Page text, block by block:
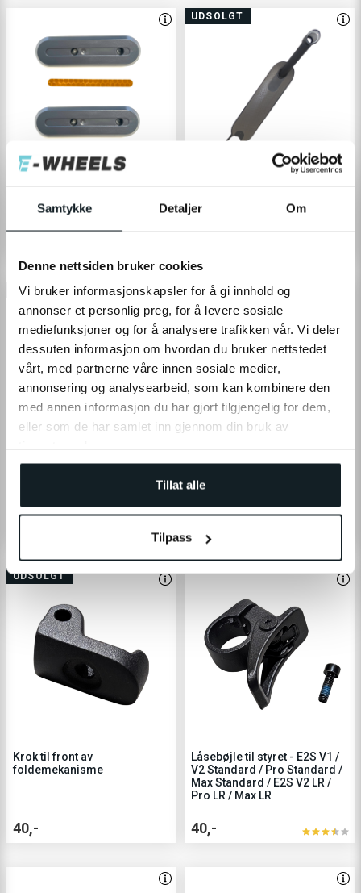
Samtykke Detaljer Om
Denne nettsiden bruker cookies
Vi bruker informasjonskapsler for å gi innhold og
annonser et personlig preg, for å levere sosiale
mediefunksjoner og for å analysere trafikken vår. Vi deler
dessuten informasjon om hvordan du bruker nettstedet
vårt, med partnerne våre innen sosiale medier,
annonsering og analysearbeid, som kan kombinere den
med annen informasjon du har gjort tilgjengelig for dem,
eller som de har samlet inn gjennom din bruk av
Tillat alle
Tilpass
(E2S)
UDSOLGT
UDSOLGT UDSOLGT
Bottom) - JR / V1 / V2 Lite / V2
UDSOLGT
Krok til front av
foldemekanisme
40,-
Låsebøjle til styret - E2S V1 /
V2 Standard / Pro Standard /
Max Standard / E2S V2 LR /
Pro LR / Max LR
40,-